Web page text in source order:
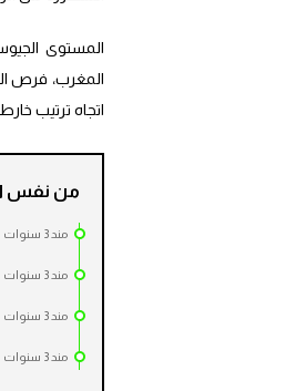
المستوى
المغرب، فرص
اتجاه ترتيب
من نفس
مند 3 سنوات
مند 3 سنوات
مند 3 سنوات
مند 3 سنوات